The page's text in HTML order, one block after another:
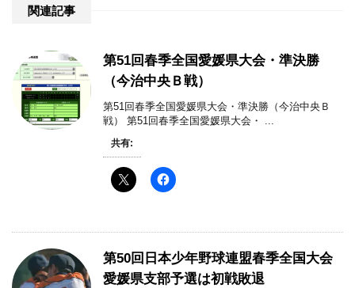
関連記事
第51回春季全国愛媛県大会・準決勝
（今治中央Ｂ戦）
第51回春季全国愛媛県大会・準決勝（今治中央Ｂ
戦） 第51回春季全国愛媛県大会・ ...
共有:
第50回日本少年野球連盟春季全国大会
愛媛県支部予選は初戦敗退